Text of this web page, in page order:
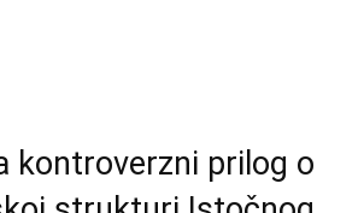
kontroverzni prilog o